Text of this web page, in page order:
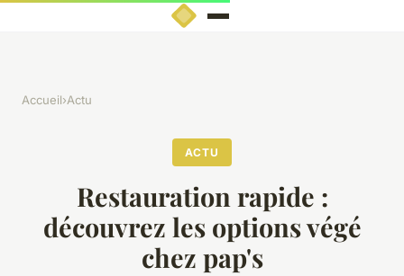
Accueil›Actu
ACTU
Restauration rapide :
découvrez les options végé
chez pap's